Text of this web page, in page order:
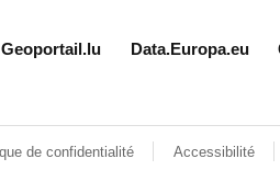
Geoportail.lu Data.Europa.eu
de confidentialité Accessibilité